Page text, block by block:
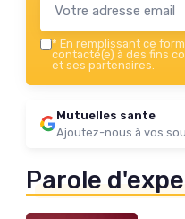
* En remplissant ce
contacté(e) à des fins
et ses partenaires.
Mutuelles sante
Ajoutez-nous à vos
Parole